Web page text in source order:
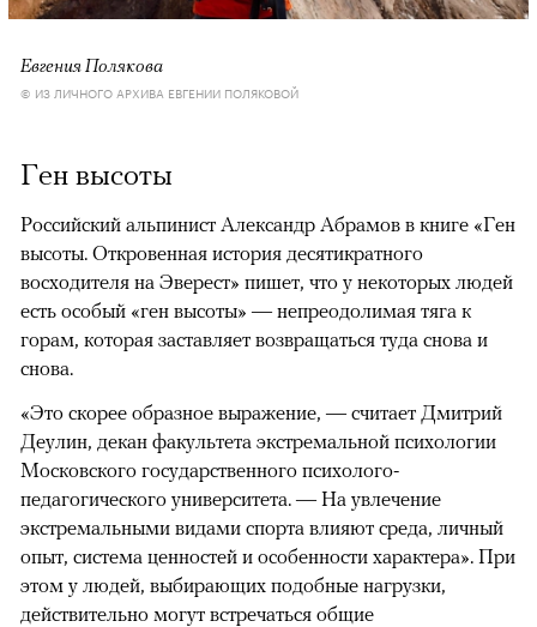
Евгения Полякова
© ИЗ ЛИЧНОГО АРХИВА ЕВГЕНИИ ПОЛЯКОВОЙ
Ген высоты
Российский альпинист Александр Абрамов в книге «Ген
высоты. Откровенная история десятикратного
восходителя на Эверест» пишет, что у некоторых людей
есть особый «ген высоты» — непреодолимая тяга к
горам, которая заставляет возвращаться туда снова и
снова.
«Это скорее образное выражение, — считает Дмитрий
Деулин, декан факультета экстремальной психологии
Московского государственного психолого-
педагогического университета. — На увлечение
экстремальными видами спорта влияют среда, личный
опыт, система ценностей и особенности характера». При
этом у людей, выбирающих подобные нагрузки,
действительно могут встречаться общие